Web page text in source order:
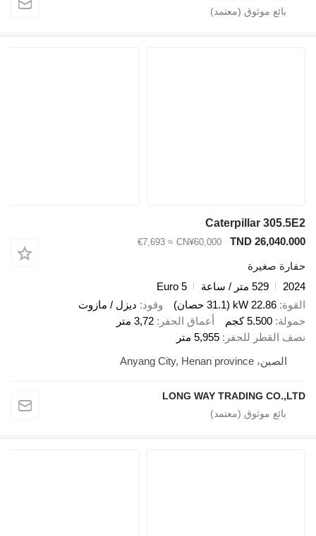
Caterpillar 305.5E2
TND 26,040.000
CN¥60,000
≈ €7,693
حفارة صغيرة
2024
529 متر / ساعة
Euro 5
القوة 22.86 kW (31.1 حصان) وقود ديزل / مازوت
حمولة 5.500 كجم أعماق الحفر
3,72 متر
نصف القطر للحفر
5,955 متر
الصين، Anyang City, Henan province
LONG WAY TRADING CO.,LTD